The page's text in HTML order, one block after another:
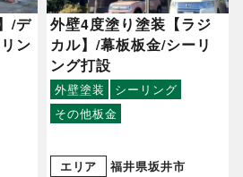
/デ
ン
外壁4度塗り塗装【ラジ
カル】/幕板板金/シーリ
ング打設
外壁塗装
シーリング
その他板金
エリア
福井県坂井市